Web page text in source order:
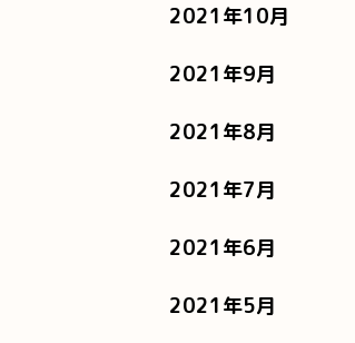
2021年10月
2021年9月
2021年8月
2021年7月
2021年6月
2021年5月